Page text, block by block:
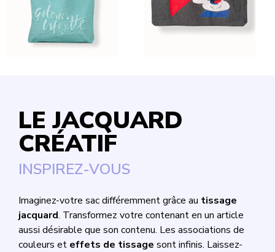
LE JACQUARD
CRÉATIF
INSPIREZ-VOUS
Imaginez-votre sac différemment grâce au tissage
jacquard. Transformez votre contenant en un article
aussi désirable que son contenu. Les associations de
couleurs et effets de tissage sont infinis. Laissez-